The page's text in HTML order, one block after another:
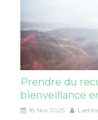
Prendre du
bienveillance
18 Nov 2025